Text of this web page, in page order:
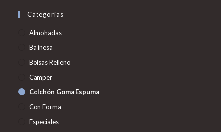
Categorías
Almohadas
Balinesa
Bolsas Relleno
Camper
Colchón Goma Espuma
Con Forma
Especiales